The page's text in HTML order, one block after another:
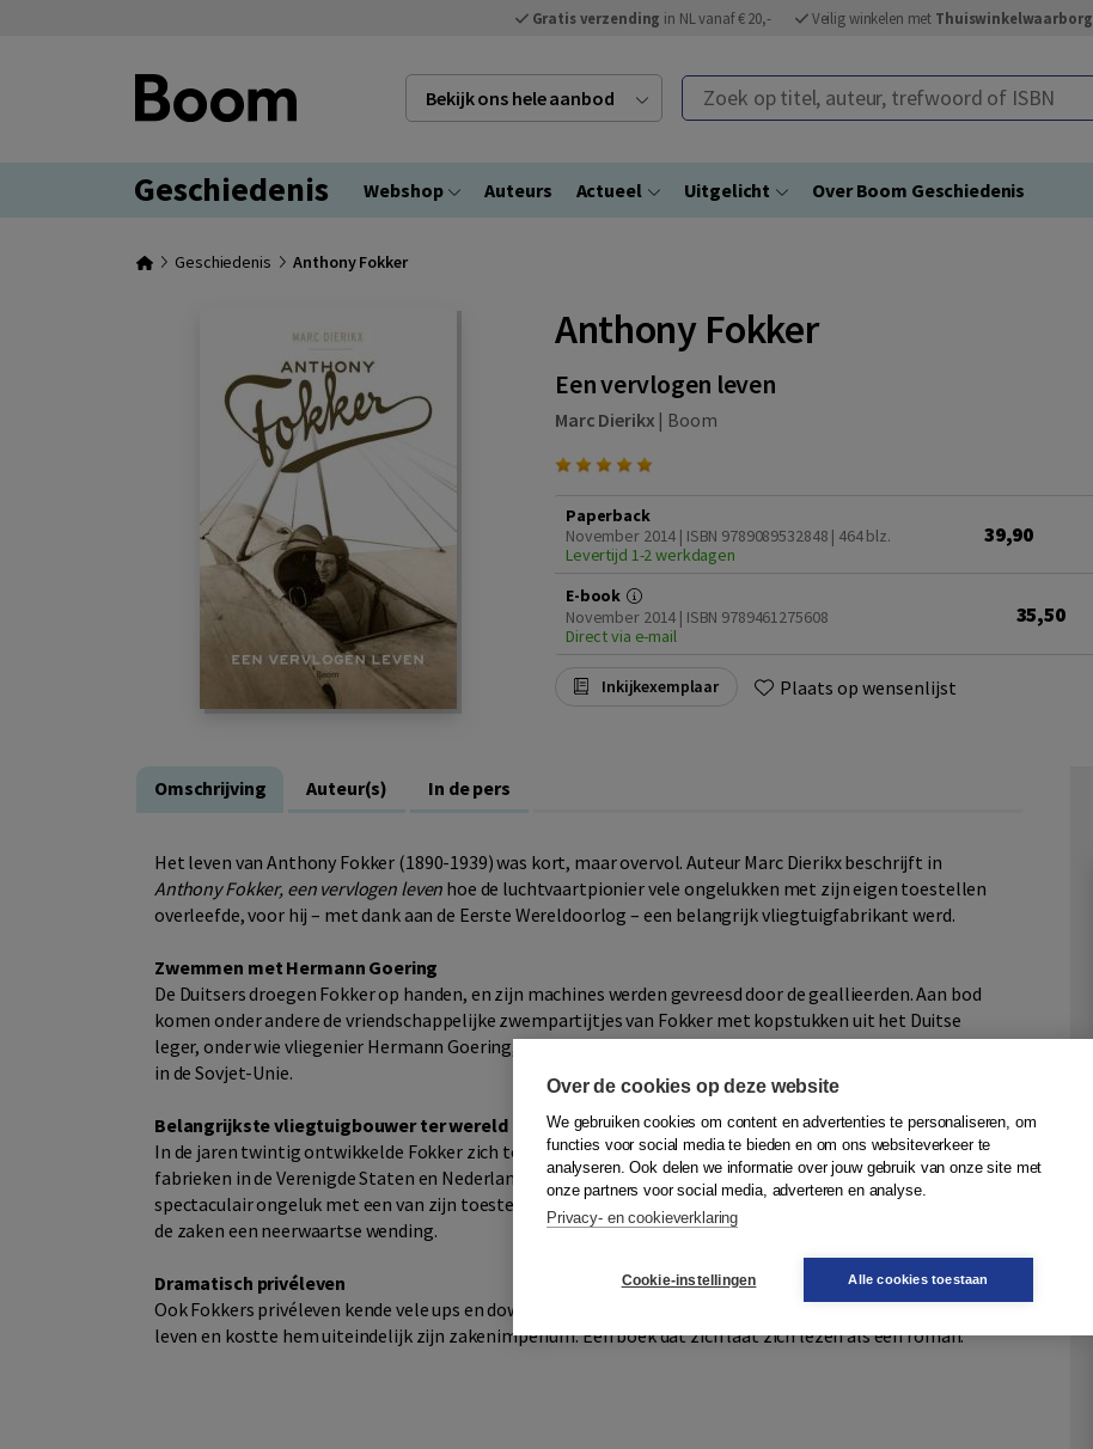
Gratis verzending in NL vanaf € 20,- Veilig winkelen met Thuiswinkelwaarborg
Bekijk ons hele aanbod Zoek op titel, auteur, trefwoord of ISBN
Geschiedenis Webshop Auteurs Actueel Uitgelicht Over Boom Geschiedenis
Geschiedenis Anthony Fokker
Anthony Fokker
Een vervlogen leven
Marc Dierikx | Boom
Paperback
November 2014 | ISBN 9789089532848 | 464 blz.
Levertijd 1-2 werkdagen
39,90
E-book
November 2014 | ISBN 9789461275608
Direct via e-mail
35,50
Inkijkexemplaar Plaats op wensenlijst
Omschrijving Auteur(s) In de pers
Het leven van Anthony Fokker (1890-1939) was kort, maar overvol. Auteur Marc Dierikx beschrijft in
Anthony Fokker, een vervlogen leven hoe de luchtvaartpionier vele ongelukken met zijn eigen toestellen
overleefde, voor hij – met dank aan de Eerste Wereldoorlog – een belangrijk vliegtuigfabrikant werd.
Zwemmen met Hermann Goering
De Duitsers droegen Fokker op handen, en zijn machines werden gevreesd door de geallieerden. Aan bod
komen onder andere de vriendschappelijke zwempartijtjes van Fokker met kopstukken uit het Duitse
leger, onder wie vliegenier Hermann Goering, en vliegtuigleveranties aan een illegale Duitse luchtmacht
in de Sovjet-Unie.
Belangrijkste vliegtuigbouwer ter wereld
In de jaren twintig ontwikkelde Fokker zich tot de belangrijkste vliegtuigbouwer ter wereld, met
fabrieken in de Verenigde Staten en Nederland. Door ruzie in de top van de onderneming en een
spectaculair ongeluk met een van zijn toestellen spatte zijn Amerikaanse droom in 1931 uiteen en namen
de zaken een neerwaartse wending.
Dramatisch privéleven
Ook Fokkers privéleven kende vele ups en downs. De zelfmoord van zijn tweede vrouw tekende in 1929 zijn
leven en kostte hem uiteindelijk zijn zakenimperium. Een boek dat zich laat zich lezen als een roman.
Over de cookies op deze website
We gebruiken cookies om content en advertenties te personaliseren, om
functies voor social media te bieden en om ons websiteverkeer te
analyseren. Ook delen we informatie over jouw gebruik van onze site met
onze partners voor social media, adverteren en analyse.
Privacy- en cookieverklaring
Cookie-instellingen Alle cookies toestaan